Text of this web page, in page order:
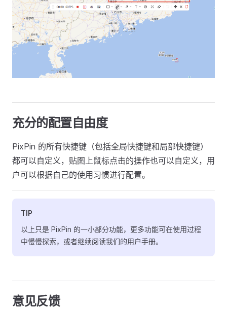
充分的配置自由度
PixPin 的所有快捷键（包括全局快捷键和局部快捷键）
都可以自定义，贴图上鼠标点击的操作也可以自定义，用
户可以根据自己的使用习惯进行配置。
TIP
以上只是 PixPin 的一小部分功能，更多功能可在使用过程
中慢慢探索，或者继续阅读我们的用户手册。
意见反馈